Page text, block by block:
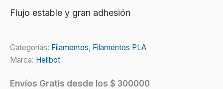
Flujo estable y gran adhesión
Categorías: Filamentos, Filamentos PLA
Marca: Hellbot
Envíos Gratis desde los $ 300000